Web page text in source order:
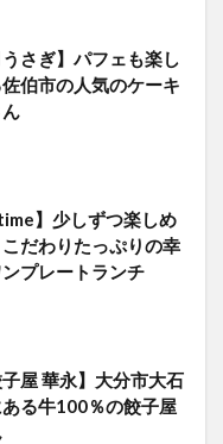
うさぎ】パフェも楽し
伯市の人気のケーキ
】少しずつ楽しめ
だわりたっぷりの幸
プレートランチ
子屋 華永】大分市大石
る牛100％の餃子屋